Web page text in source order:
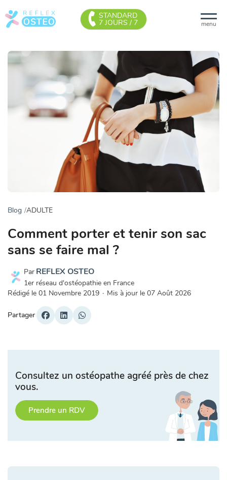
menu
STANDARD
7 JOURS / 7
Blog ADULTE
Comment porter et tenir son sac
sans se faire mal ?
Par REFLEX OSTEO
1er réseau d'ostéopathie en France
Rédigé le 01 Novembre 2019 · Mis à jour le 07 Août 2026
Partager
Consultez un ostéopathe agréé près de chez
vous.
Prendre un RDV